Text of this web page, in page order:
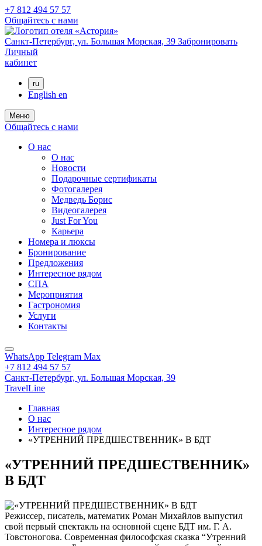
+7 812 494 57 57
Общайтесь с нами
Санкт-Петербург, ул. Большая Морская, 39 Забронировать
Личный
кабинет
ru
English en
Меню
Общайтесь с нами
О нас
О нас
Новости
Подарочные сертификаты
Фотогалерея
Медведь Борис
Видеогалерея
Just For You
Карьера
Номера и люксы
Бронирование
Предложения
Интересное рядом
СПА
Мероприятия
Гастрономия
Услуги
Контакты
WhatsApp Telegram Max
+7 812 494 57 57
Санкт-Петербург, ул. Большая Морская, 39
TravelLine
Главная
О нас
Интересное рядом
«УТРЕННИЙ ПРЕДШЕСТВЕННИК» В БДТ
«УТРЕННИЙ ПРЕДШЕСТВЕННИК»
В БДТ
Режиссер, писатель, математик Роман Михайлов выпустил
свой первый спектакль на основной сцене БДТ им. Г. А.
Товстоногова. Современная философская сказка “Утренний